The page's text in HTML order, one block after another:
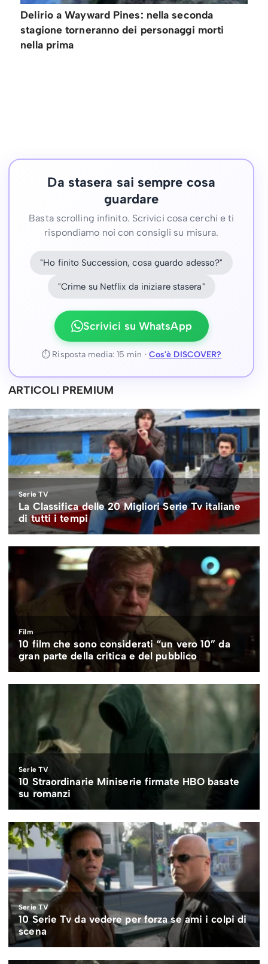
Delirio a Wayward Pines: nella seconda
stagione torneranno dei personaggi morti
nella prima
Da stasera sai sempre cosa
guardare
Basta scrolling infinito. Scrivici cosa cerchi e ti
rispondiamo noi con consigli su misura.
"Ho finito Succession, cosa guardo adesso?"
"Crime su Netflix da iniziare stasera"
Scrivici su WhatsApp
⏱ Risposta media: 15 min · Cos'è DISCOVER?
ARTICOLI PREMIUM